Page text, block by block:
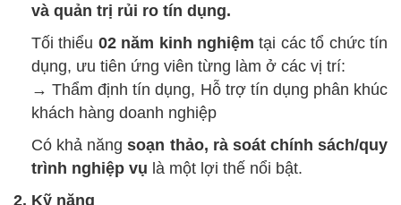
và quản trị rủi ro tín dụng.
Tối thiểu 02 năm kinh nghiệm tại các tổ chức tín
dụng, ưu tiên ứng viên từng làm ở các vị trí:
→ Thẩm định tín dụng, Hỗ trợ tín dụng phân khúc
khách hàng doanh nghiệp
Có khả năngsoạn thảo, rà soát chính sách/quy
trình nghiệp vụ là một lợi thế nổi bật.
2. Kỹ năng